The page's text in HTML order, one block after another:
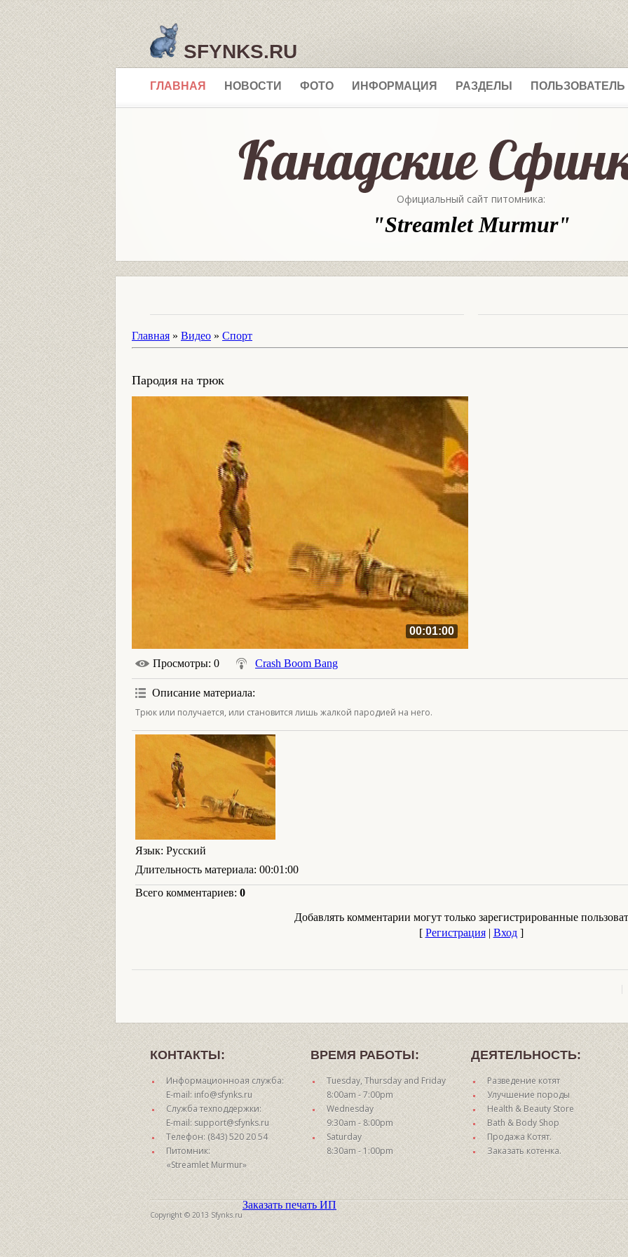
SFYNKS.RU
ГЛАВНАЯ НОВОСТИ ФОТО ИНФОРМАЦИЯ РАЗДЕЛЫ ПОЛЬЗОВАТЕЛЬ
Официальный сайт питомника:
"Streamlet Murmur"
Главная » Видео » Спорт
Пародия на трюк
00:01:00
Просмотры: 0 Crash Boom Bang
Описание материала:
Трюк или получается, или становится лишь жалкой пародией на него.
Язык: Русский
Длительность материала: 00:01:00
Всего комментариев: 0
Добавлять комментарии могут только зарегистрированные
[ Регистрация| Вход]
КОНТАКТЫ:
Информационноая служба:
E-mail: info@sfynks.ru
Служба техподдержки:
E-mail: support@sfynks.ru
Телефон: (843) 520 20 54
Питомник:
«Streamlet Murmur»
ВРЕМЯ РАБОТЫ:
Tuesday, Thursday and Friday
8:00am - 7:00pm
Wednesday
9:30am - 8:00pm
Saturday
8:30am - 1:00pm
ДЕЯТЕЛЬНОСТЬ:
Разведение котят
Улучшение породы
Health & Beauty Store
Bath & Body Shop
Продажа Котят.
Заказать котенка.
Copyright © 2013 Sfynks.ru
Заказать печать ИП